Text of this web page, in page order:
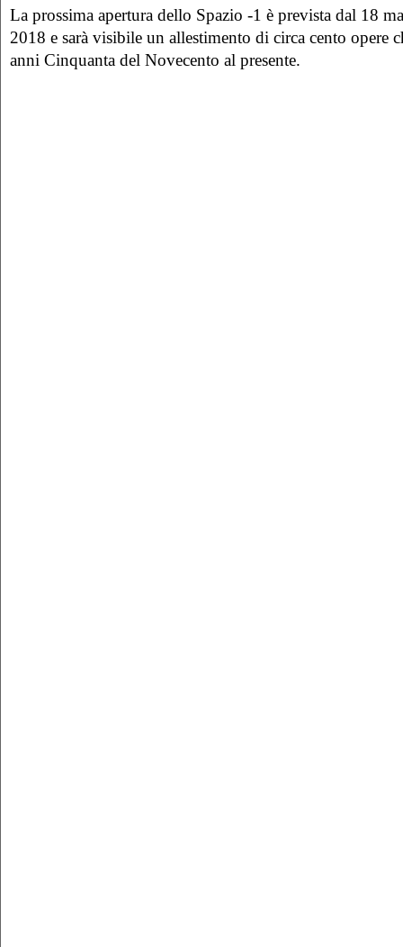
La prossima apertura dello Spazio -1 è prevista dal 18
2018 e sarà visibile un allestimento di circa cento opere
anni Cinquanta del Novecento al presente.